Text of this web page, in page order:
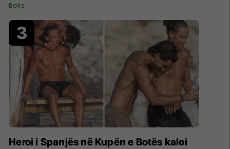
Boks
Heroi i Spanjës në Kupën e Botës kaloi